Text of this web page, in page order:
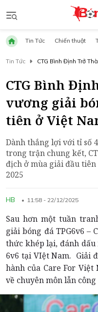
Tin Tức Chiến thuật
Tin Tức
CTG Bình Định Trở
CTG Bình
vương giải
tiên ở Việt
Dành thắng lợi với tỉ số
trong trận chung kết,
địch ở mùa giải đầu tiên
2025
HB 11:58 - 22/12/2025
Sau hơn một tuần
giải bóng đá TPG6v6 –
thức khép lại, đánh
6v6 tại VIệt Nam. Giải
hành của Care For
về chuyên môn lẫn